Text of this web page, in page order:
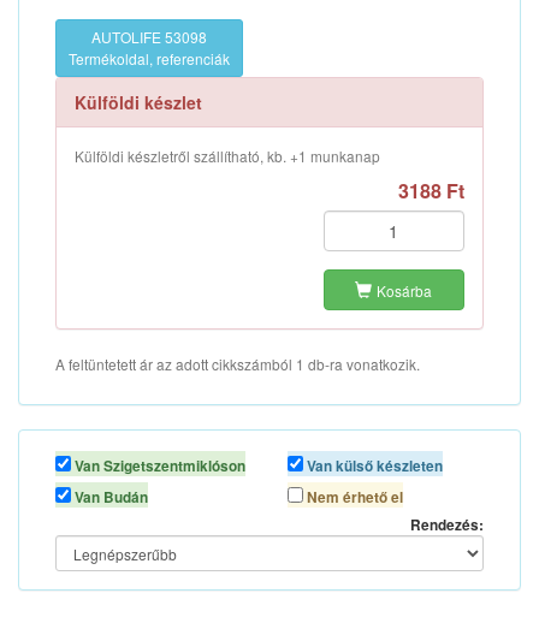
AUTOLIFE 53098
Termékoldal, referenciák
Külföldi készlet
Külföldi készletről szállítható, kb. +1 munkanap
3188 Ft
Kosárba
A feltüntetett ár az adott cikkszámból 1 db-ra vonatkozik.
Van Szigetszentmiklóson
Van Budán
Van külső készleten
Nem érhető el
Rendezés: